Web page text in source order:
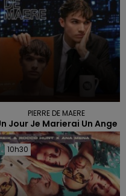
PIERRE DE MAERE
Jour Je Marierai Un Ange
10h30
10h30